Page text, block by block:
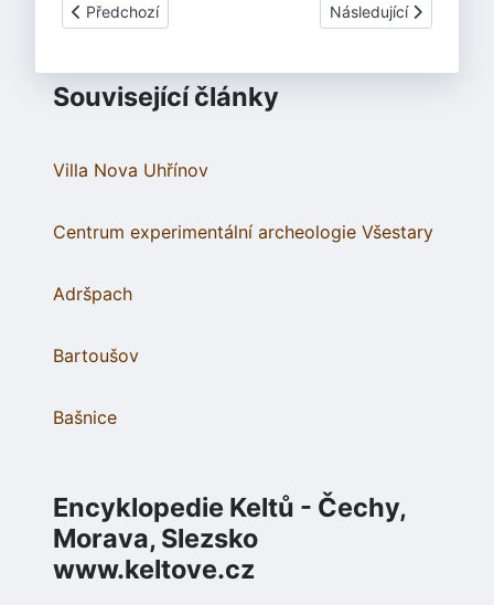
Předchozí článek: Bezměrov
Předchozí Další článek:
Následující
Související články
Villa Nova Uhřínov
Centrum experimentální archeologie Všestary
Adršpach
Bartoušov
Bašnice
Encyklopedie Keltů - Čechy,
Morava, Slezsko
www.keltove.cz